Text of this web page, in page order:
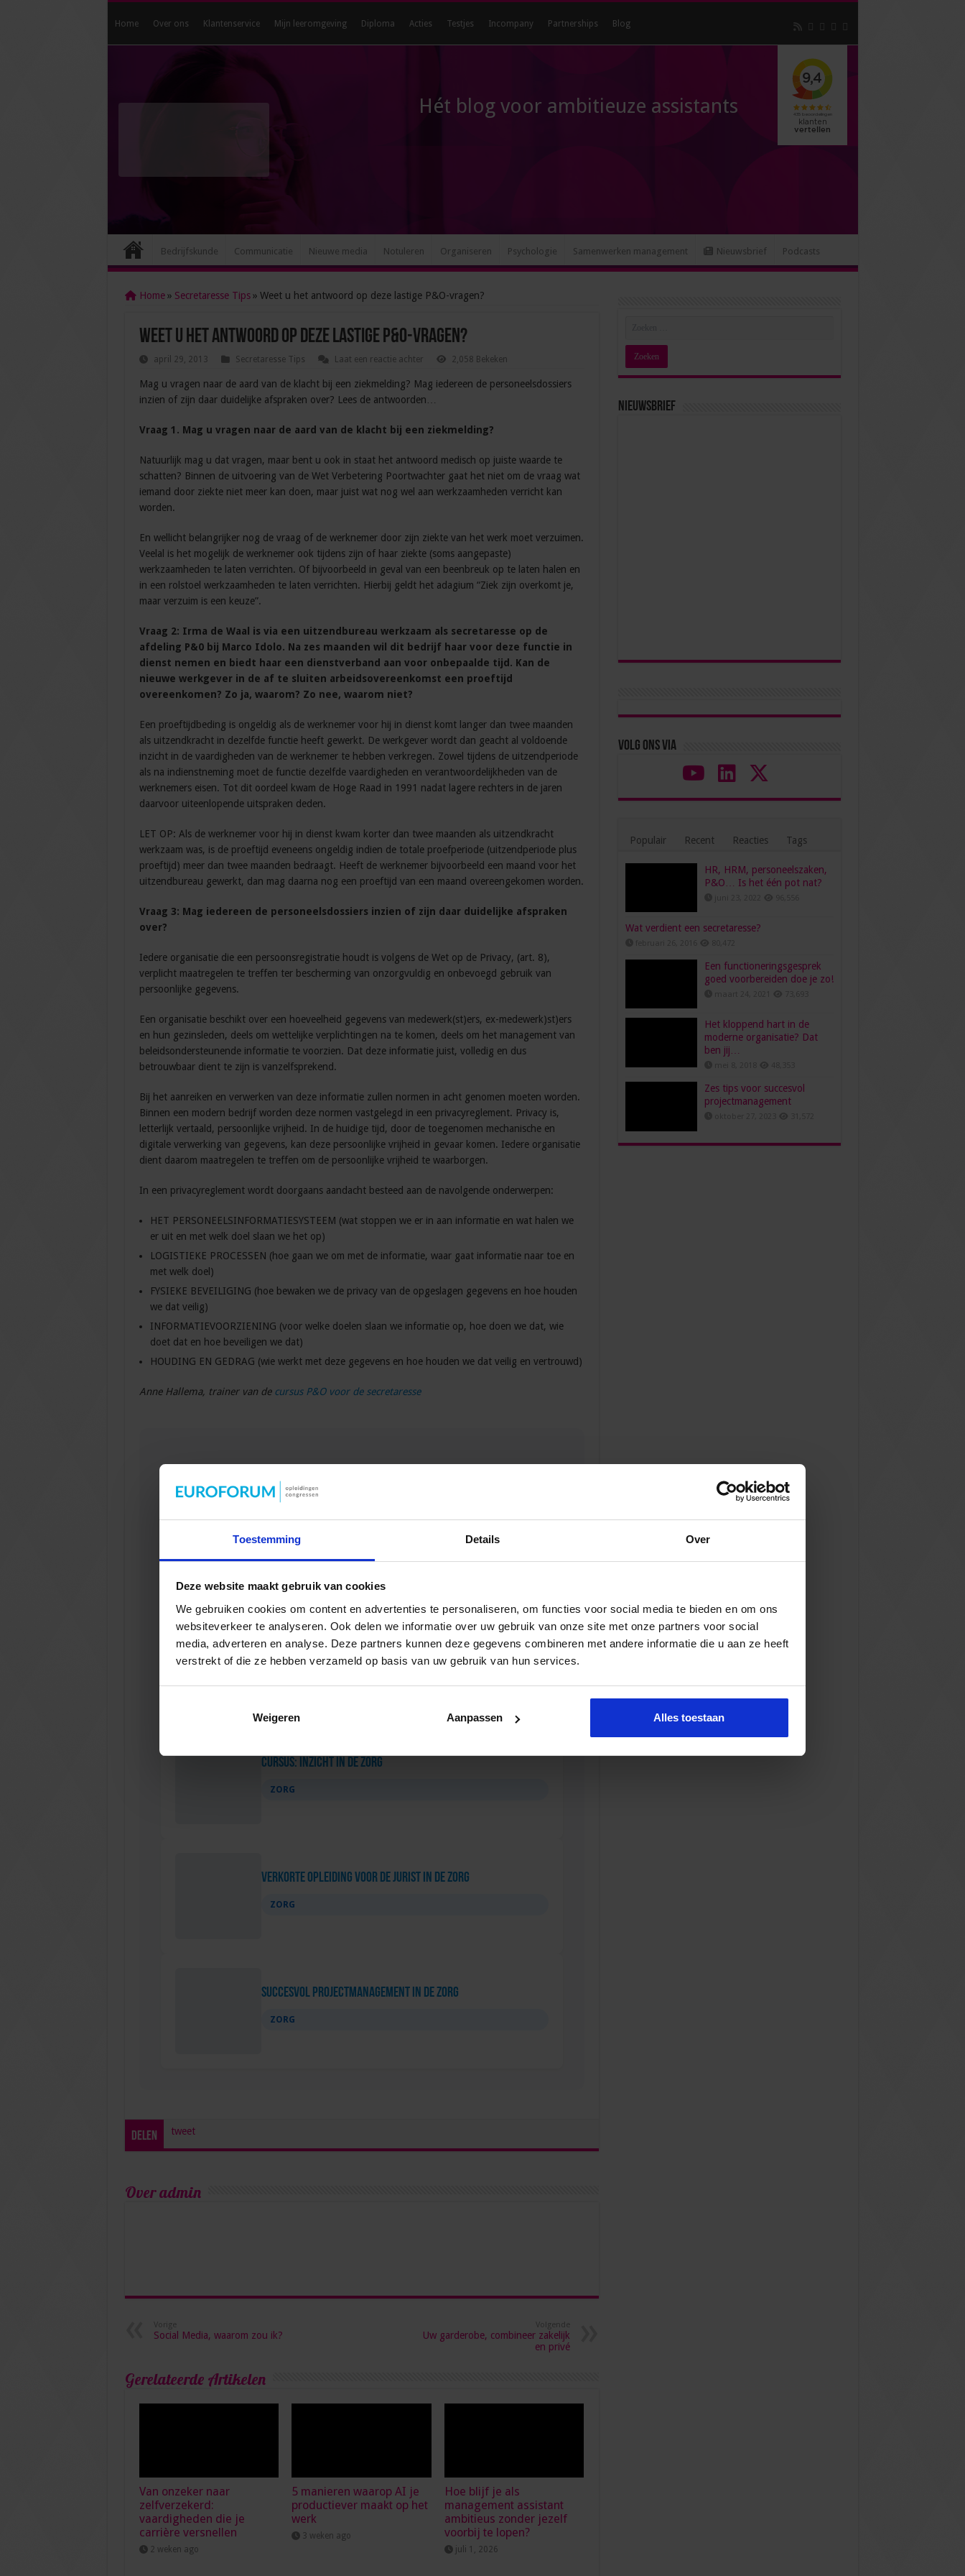
Toestemming Details Over
Deze website maakt gebruik van cookies
We gebruiken cookies om content en advertenties te personaliseren, om functies voor social media te bieden en om ons
websiteverkeer te analyseren. Ook delen we informatie over uw gebruik van onze site met onze partners voor social
media, adverteren en analyse. Deze partners kunnen deze gegevens combineren met andere informatie die u aan ze heeft
verstrekt of die ze hebben verzameld op basis van uw gebruik van hun services.
Weigeren Aanpassen Alles toestaan
Home Over ons Klantenservice Mijn leeromgeving Diploma Acties Testjes Incompany Partnerships Blog
Hét blog voor ambitieuze assistants
Bedrijfskunde Communicatie Nieuwe media Notuleren Organiseren Psychologie Samenwerken management Nieuwsbrief Podcasts
Home » Secretaresse Tips » Weet u het antwoord op deze lastige P&O-vragen?
Weet u het antwoord op deze lastige P&O-vragen?
april 29, 2013 Secretaresse Tips Laat een reactie achter 2,058 Bekeken
Mag u vragen naar de aard van de klacht bij een ziekmelding? Mag iedereen de personeelsdossiers
inzien of zijn daar duidelijke afspraken over? Lees de antwoorden…
Vraag 1. Mag u vragen naar de aard van de klacht bij een ziekmelding?
Natuurlijk mag u dat vragen, maar bent u ook in staat het antwoord medisch op juiste waarde te
schatten? Binnen de uitvoering van de Wet Verbetering Poortwachter gaat het niet om de vraag wat
iemand door ziekte niet meer kan doen, maar juist wat nog wel aan werkzaamheden verricht kan
worden.
En wellicht belangrijker nog de vraag of de werknemer door zijn ziekte van het werk moet verzuimen.
Veelal is het mogelijk de werknemer ook tijdens zijn of haar ziekte (soms aangepaste)
werkzaamheden te laten verrichten. Of bijvoorbeeld in geval van een beenbreuk op te laten halen en
in een rolstoel werkzaamheden te laten verrichten. Hierbij geldt het adagium “Ziek zijn overkomt je,
maar verzuim is een keuze”.
Vraag 2: Irma de Waal is via een uitzendbureau werkzaam als secretaresse op de
afdeling P&0 bij Marco Idolo. Na zes maanden wil dit bedrijf haar voor deze functie in
dienst nemen en biedt haar een dienstverband aan voor onbepaalde tijd. Kan de
nieuwe werkgever in de af te sluiten arbeidsovereenkomst een proeftijd
overeenkomen? Zo ja, waarom? Zo nee, waarom niet?
Een proeftijdbeding is ongeldig als de werknemer voor hij in dienst komt langer dan twee maanden
als uitzendkracht in dezelfde functie heeft gewerkt. De werkgever wordt dan geacht al voldoende
inzicht in de vaardigheden van de werknemer te hebben verkregen. Zowel tijdens de uitzendperiode
als na indienstneming moet de functie dezelfde vaardigheden en verantwoordelijkheden van de
werknemers eisen. Tot dit oordeel kwam de Hoge Raad in 1991 nadat lagere rechters in de jaren
daarvoor uiteenlopende uitspraken deden.
LET OP: Als de werknemer voor hij in dienst kwam korter dan twee maanden als uitzendkracht
werkzaam was, is de proeftijd eveneens ongeldig indien de totale proefperiode (uitzendperiode plus
proeftijd) meer dan twee maanden bedraagt. Heeft de werknemer bijvoorbeeld een maand voor het
uitzendbureau gewerkt, dan mag daarna nog een proeftijd van een maand overeengekomen worden.
Vraag 3: Mag iedereen de personeelsdossiers inzien of zijn daar duidelijke afspraken
over?
Iedere organisatie die een persoonsregistratie houdt is volgens de Wet op de Privacy, (art. 8),
verplicht maatregelen te treffen ter bescherming van onzorgvuldig en onbevoegd gebruik van
persoonlijke gegevens.
Een organisatie beschikt over een hoeveelheid gegevens van medewerk(st)ers, ex-medewerk)st)ers
en hun gezinsleden, deels om wettelijke verplichtingen na te komen, deels om het management van
beleidsondersteunende informatie te voorzien. Dat deze informatie juist, volledig en dus
betrouwbaar dient te zijn is vanzelfsprekend.
Bij het aanreiken en verwerken van deze informatie zullen normen in acht genomen moeten worden.
Binnen een modern bedrijf worden deze normen vastgelegd in een privacyreglement. Privacy is,
letterlijk vertaald, persoonlijke vrijheid. In de huidige tijd, door de toegenomen mechanische en
digitale verwerking van gegevens, kan deze persoonlijke vrijheid in gevaar komen. Iedere organisatie
dient daarom maatregelen te treffen om de persoonlijke vrijheid te waarborgen.
In een privacyreglement wordt doorgaans aandacht besteed aan de navolgende onderwerpen:
HET PERSONEELSINFORMATIESYSTEEM (wat stoppen we er in aan informatie en wat halen we
er uit en met welk doel slaan we het op)
LOGISTIEKE PROCESSEN (hoe gaan we om met de informatie, waar gaat informatie naar toe en
met welk doel)
FYSIEKE BEVEILIGING (hoe bewaken we de privacy van de opgeslagen gegevens en hoe houden
we dat veilig)
INFORMATIEVOORZIENING (voor welke doelen slaan we informatie op, hoe doen we dat, wie
doet dat en hoe beveiligen we dat)
HOUDING EN GEDRAG (wie werkt met deze gegevens en hoe houden we dat veilig en vertrouwd)
Anne Hallema, trainer van de cursus P&O voor de secretaresse
Gerelateerde Opleidingen en Cursussen
Opleiding Adviseur Kwaliteit & Veiligheid in de zorg
ZORG
Jaaropleiding Bedrijfskundig Zorgmanagement
Cursus: Inzicht in de Zorg
ZORG
Verkorte opleiding voor de Jurist in de Zorg
ZORG
Succesvol Projectmanagement in de Zorg
ZORG
Delen tweet
Over admin
Vorige
Social Media, waarom zou ik?
Volgende
Uw garderobe, combineer zakelijk
en privé
Gerelateerde Artikelen
Van onzeker naar
zelfverzekerd:
vaardigheden die je
carrière versnellen
2 weken ago
5 manieren waarop AI je
productiever maakt op het
werk
3 weken ago
Hoe blijf je als
management assistant
ambitieus zonder jezelf
voorbij te lopen?
juli 1, 2026
Nieuwsbrief
Volg ons via
Populair Recent Reacties Tags
HR, HRM, personeelszaken,
P&O… Is het één pot nat?
Wat verdient een secretaresse?
Een functioneringsgesprek
goed voorbereiden doe je zo!
Het kloppend hart in de
moderne organisatie? Dat
ben jij…
Zes tips voor succesvol
projectmanagement